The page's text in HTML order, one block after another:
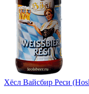
Хёсл Вайсбир Реси